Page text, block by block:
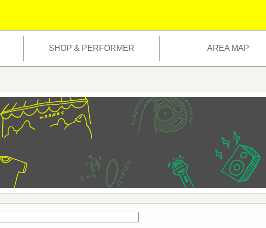
SHOP & PERFORMER AREA MAP